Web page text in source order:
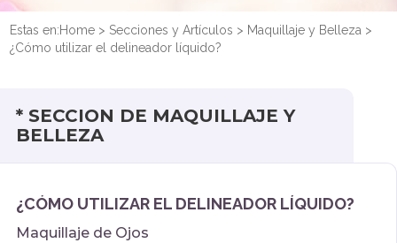
Estas en:Home > Secciones y Artículos > Maquillaje y Belleza >
¿Cómo utilizar el delineador líquido?
* SECCION DE MAQUILLAJE Y
BELLEZA
¿CÓMO UTILIZAR EL DELINEADOR LÍQUIDO?
Maquillaje de Ojos